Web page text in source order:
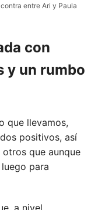
entre Ari y Paula
con
y un rumbo
que llevamos,
positivos, así
que aunque
para